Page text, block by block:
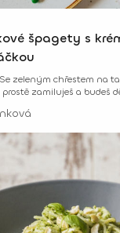
špagety s
zeleným chřestem na
zamiluješ a budeš